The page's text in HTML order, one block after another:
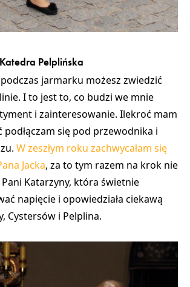
Pelplińska
jarmarku możesz zwiedzić
I to jest to, co budzi we mnie
i zainteresowanie. Ilekroć mam
podłączam się pod przewodnika i
W zeszłym roku zachwycałam się
Jacka, za to tym razem na krok nie
Katarzyny, która świetnie
napięcie i opowiedziała ciekawą
Cystersów i Pelplina.